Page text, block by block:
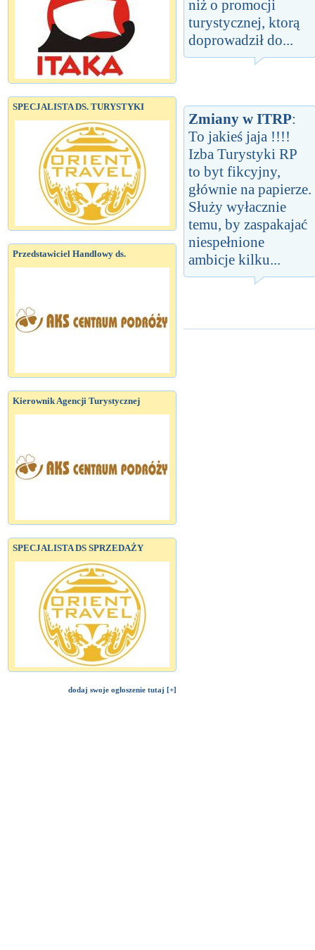
SPECJALISTA DS. TURYSTYKI
Przedstawiciel Handlowy ds.
Kierownik Agencji Turystycznej
SPECJALISTA DS SPRZEDAŻY
dodaj swoje ogłoszenie tutaj [+]
niż o promocji
turystycznej, ktorą
doprowadził do...
Zmiany w ITRP:
To jakieś jaja !!!!
Izba Turystyki RP
to byt fikcyjny,
głównie na papierze.
Służy wyłacznie
temu, by zaspakajać
niespełnione
ambicje kilku...